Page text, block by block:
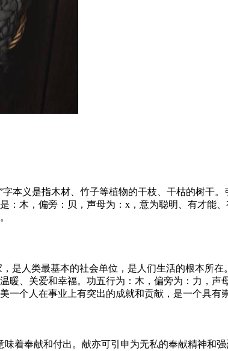
本义是指木材、竹子等植物的干枝、干枯的树干
：木，偏旁：贝，声母为：x，意为聪明、有才能
是人类最基本的社会单位，是人们生活的根本所
暖、关爱和幸福。功五行为：木，偏旁为：力，
一个人在事业上有突出的成就和贡献，是一个具有
着奉献和付出。献亦可引申为无私的奉献精神和